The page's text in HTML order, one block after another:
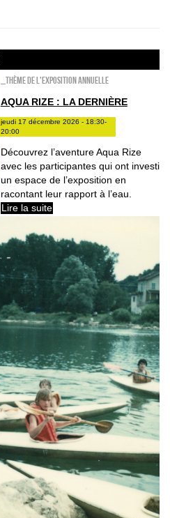
_Thème de l'exposition annuelle
AQUA RIZE : LA DERNIÈRE
jeudi 17 décembre 2026 - 18:30-
20:00
Découvrez l’aventure Aqua Rize
avec les participantes qui ont investi
un espace de l’exposition en
racontant leur rapport à l’eau.
Lire la suite